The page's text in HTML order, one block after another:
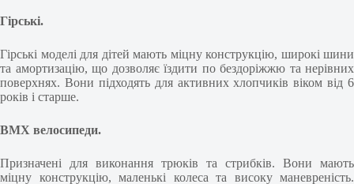
Гірські.
Гірські моделі для дітей мають міцну конструкцію, широкі шини
та амортизацію, що дозволяє їздити по бездоріжжю та нерівних
поверхнях. Вони підходять для активних хлопчиків віком від 6
років і старше.
BMX велосипеди.
Призначені для виконання трюків та стрибків. Вони мають
міцну конструкцію, маленькі колеса та високу маневреність.